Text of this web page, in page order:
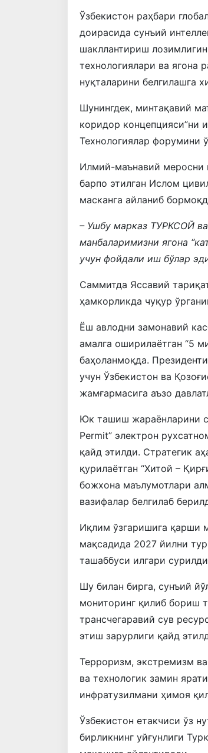
Ўзбекистон раҳбари
доирасида сунъий
шакллантириш
технологиялари ва ягона
нуқталарини белгилашга
Шунингдек, минтақавий
коридор концепцияси”ни
Технологиялар форумини
Илмий-маънавий меросни
барпо этилган Ислом
масканга айланиб
– Ушбу марказ ТУРКСОЙ
манбаларимизни ягона
учун фойдали иш бўлар
Саммитда Яссавий
ҳамкорликда чуқур
Ёш авлодни замонавий
амалга оширилаётган “5
баҳоланмоқда.
учун Ўзбекистон ва
жамғармасига аъзо
Юк ташиш жараёнларини
Permit” электрон
қайд этилди. Стратегик
қурилаётган “Хитой –
божхона маълумотлари
вазифалар белгилаб
Иқлим ўзгаришига қарши
мақсадида 2027 йилни
ташаббуси илгари
Шу билан бирга, сунъий
мониторинг қилиб бориш
трансчегаравий сув
этиш зарурлиги қайд
Терроризм, экстремизм
ва технологик замин
инфратузилмани ҳимоя
Ўзбекистон етакчиси ўз
бирликнинг уйғунлиги